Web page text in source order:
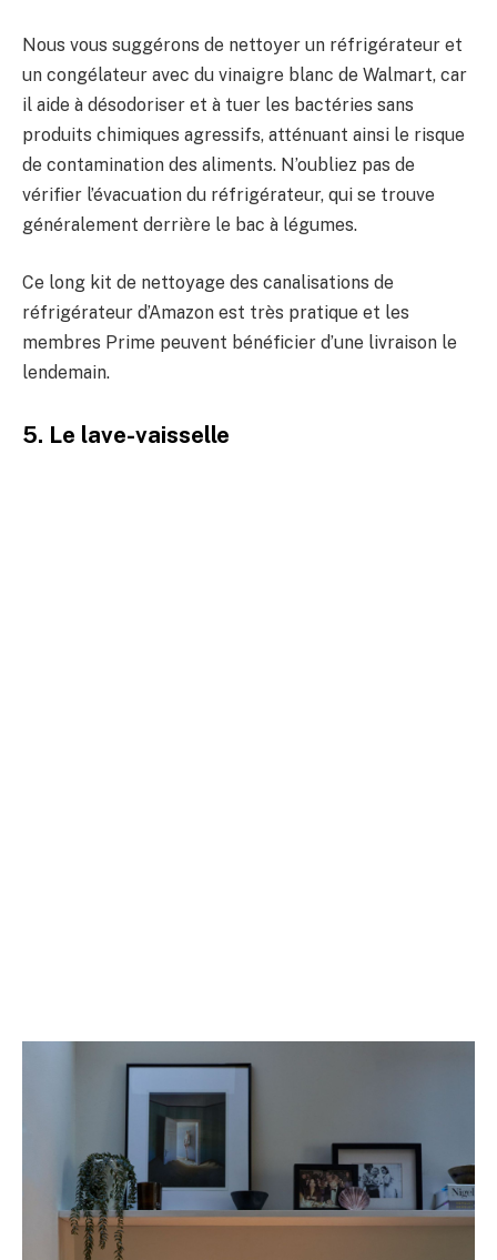
Nous vous suggérons de nettoyer un réfrigérateur et
un congélateur avec du vinaigre blanc de Walmart, car
il aide à désodoriser et à tuer les bactéries sans
produits chimiques agressifs, atténuant ainsi le risque
de contamination des aliments. N’oubliez pas de
vérifier l’évacuation du réfrigérateur, qui se trouve
généralement derrière le bac à légumes.
Ce long kit de nettoyage des canalisations de
réfrigérateur d’Amazon est très pratique et les
membres Prime peuvent bénéficier d’une livraison le
lendemain.
5. Le lave-vaisselle